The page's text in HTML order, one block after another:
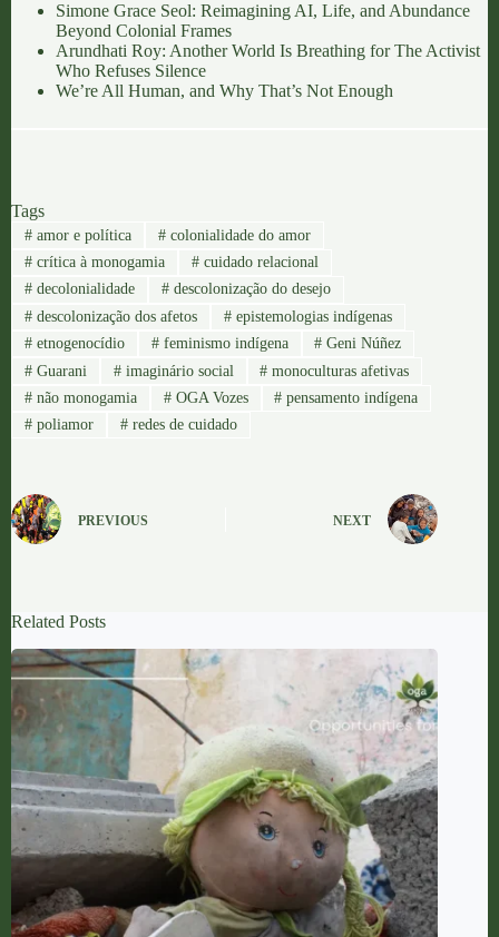
Simone Grace Seol: Reimagining AI, Life, and Abundance
Beyond Colonial Frames
Arundhati Roy: Another World Is Breathing for The Activist
Who Refuses Silence
We’re All Human, and Why That’s Not Enough
Tags
#amor e política #colonialidade do amor
#crítica à monogamia #cuidado relacional
#decolonialidade #descolonização do desejo
#descolonização dos afetos #epistemologias indígenas
#etnogenocídio #feminismo indígena # Geni Núñez
#Guarani #imaginário social # monoculturas afetivas
#não monogamia #OGA Vozes # pensamento indígena
#poliamor #redes de cuidado
PREVIOUS NEXT
Related Posts